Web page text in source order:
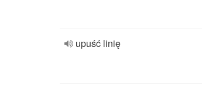
upuść linię